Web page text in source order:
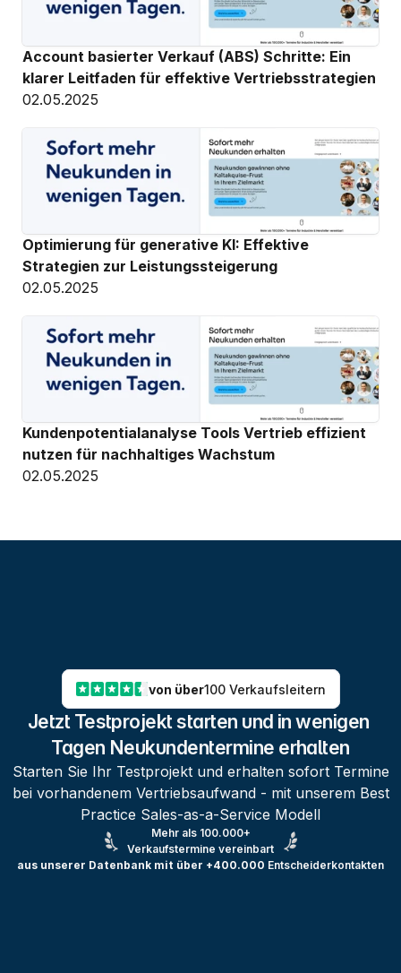
Account basierter Verkauf (ABS) Schritte: Ein
klarer Leitfaden für effektive Vertriebsstrategien
02.05.2025
Optimierung für generative KI: Effektive
Strategien zur Leistungssteigerung
02.05.2025
Kundenpotentialanalyse Tools Vertrieb effizient
nutzen für nachhaltiges Wachstum
02.05.2025
von über100 Verkaufsleitern
Jetzt Testprojekt starten und in wenigen
Tagen Neukundentermine erhalten
Starten Sie Ihr Testprojekt und erhalten sofort Termine
bei vorhandenem Vertriebsaufwand - mit unserem Best
Practice Sales-as-a-Service Modell
Mehr als 100.000+
Verkaufstermine vereinbart
aus unserer Datenbank mit über +400.000 Entscheiderkontakten